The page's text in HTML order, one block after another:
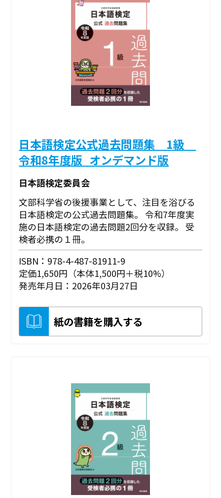
日本語検定公式過去問題集 1級
令和8年度版_オンデマンド版
日本語検定委員会
文部科学省の後援事業として、注目を浴びる
日本語検定の公式過去問題集。 令和7年度実
施の日本語検定の過去問題2回分を収録。 受
検者必携の１冊。
ISBN：978-4-487-81911-9
定価1,650円（本体1,500円＋税10%）
発売年月日：2026年03月27日
紙の書籍を購入する